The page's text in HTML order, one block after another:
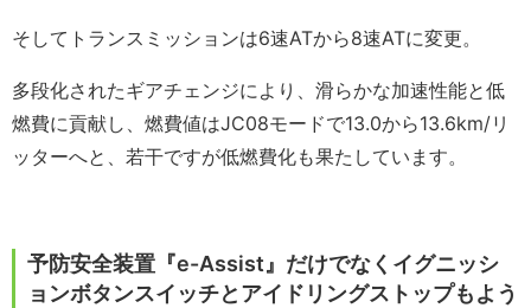
そしてトランスミッションは6速ATから8速ATに変更。
多段化されたギアチェンジにより、滑らかな加速性能と低
燃費に貢献し、燃費値はJC08モードで13.0から13.6km/リ
ッターへと、若干ですが低燃費化も果たしています。
予防安全装置『e-Assist』だけでなくイグニッシ
ョンボタンスイッチとアイドリングストップもよう